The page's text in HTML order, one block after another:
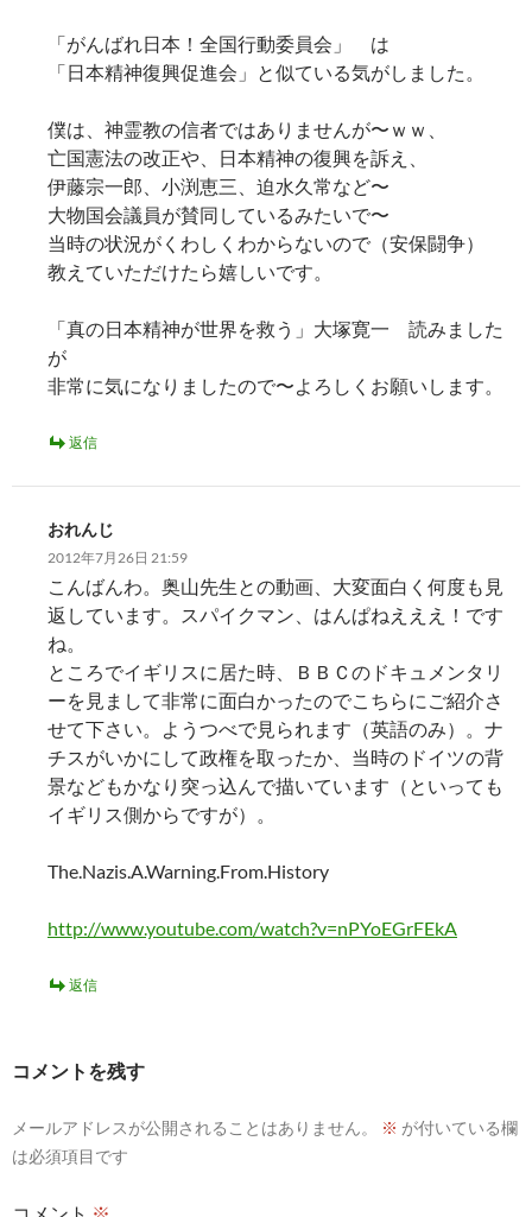
「がんばれ日本！全国行動委員会」 は
「日本精神復興促進会」と似ている気がしました。
僕は、神霊教の信者ではありませんが〜ｗｗ、
亡国憲法の改正や、日本精神の復興を訴え、
伊藤宗一郎、小渕恵三、迫水久常など〜
大物国会議員が賛同しているみたいで〜
当時の状況がくわしくわからないので（安保闘争）
教えていただけたら嬉しいです。
「真の日本精神が世界を救う」大塚寛一 読みました
が
非常に気になりましたので〜よろしくお願いします。
返信
おれんじ
2012年7月26日 21:59
こんばんわ。奥山先生との動画、大変面白く何度も見
返しています。スパイクマン、はんぱねえええ！です
ね。
ところでイギリスに居た時、ＢＢＣのドキュメンタリ
ーを見まして非常に面白かったのでこちらにご紹介さ
せて下さい。ようつべで見られます（英語のみ）。ナ
チスがいかにして政権を取ったか、当時のドイツの背
景などもかなり突っ込んで描いています（といっても
イギリス側からですが）。
The.Nazis.A.Warning.From.History
http://www.youtube.com/watch?v=nPYoEGrFEkA
返信
コメントを残す
メールアドレスが公開されることはありません。 ※ が付いている欄
は必須項目です